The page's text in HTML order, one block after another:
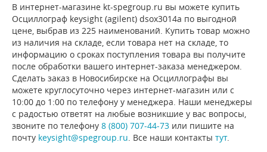
В интернет-магазине kt-spegroup.ru вы можете купить
Осциллограф keysight (agilent) dsox3014a по выгодной
цене, выбрав из 225 наименований. Купить товар можно
из наличия на складе, если товара нет на складе, то
информацию о сроках поступления товара вы получите
после обработки вашего интернет-заказа менеджером.
Сделать заказ в Новосибирске на Осциллографы вы
можете круглосуточно через интернет-магазин или с
10:00 до 1:00 по телефону у менеджера. Наши менеджеры
с радостью ответят на любые возникшие у вас вопросы,
звоните по телефону 8 (800) 707-44-73 или пишите на
почту keysight@spegroup.ru . Все наши контакты тут.